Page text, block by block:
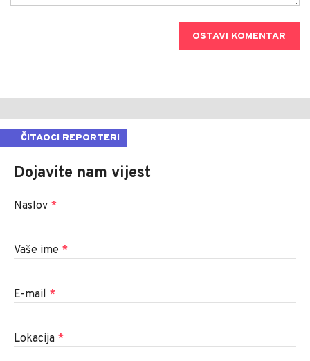
OSTAVI KOMENTAR
ČITAOCI REPORTERI
Dojavite nam vijest
Naslov *
Vaše ime *
E-mail *
Lokacija *